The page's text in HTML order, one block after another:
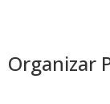
Organizar